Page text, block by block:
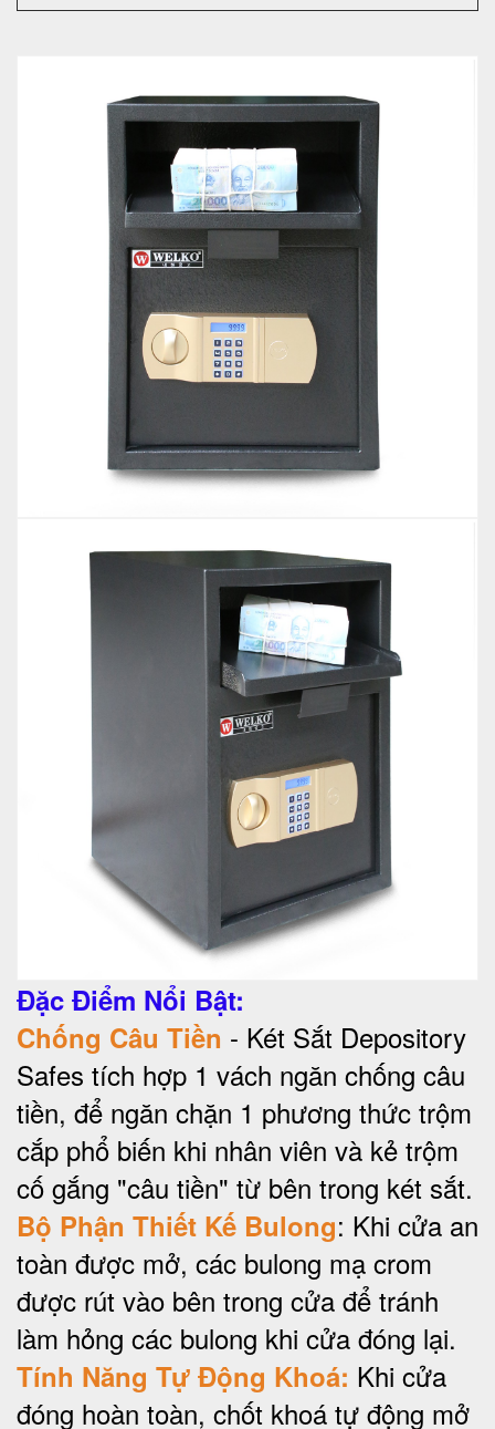
Đặc Điểm Nổi Bật:
Chống Câu Tiền - Két Sắt Depository
Safes tích hợp 1 vách ngăn chống câu
tiền, để ngăn chặn 1 phương thức trộm
cắp phổ biến khi nhân viên và kẻ trộm
cố gắng "câu tiền" từ bên trong két sắt.
Bộ Phận Thiết Kế Bulong: Khi cửa an
toàn được mở, các bulong mạ crom
được rút vào bên trong cửa để tránh
làm hỏng các bulong khi cửa đóng lại.
Tính Năng Tự Động Khoá: Khi cửa
đóng hoàn toàn, chốt khoá tự động mở